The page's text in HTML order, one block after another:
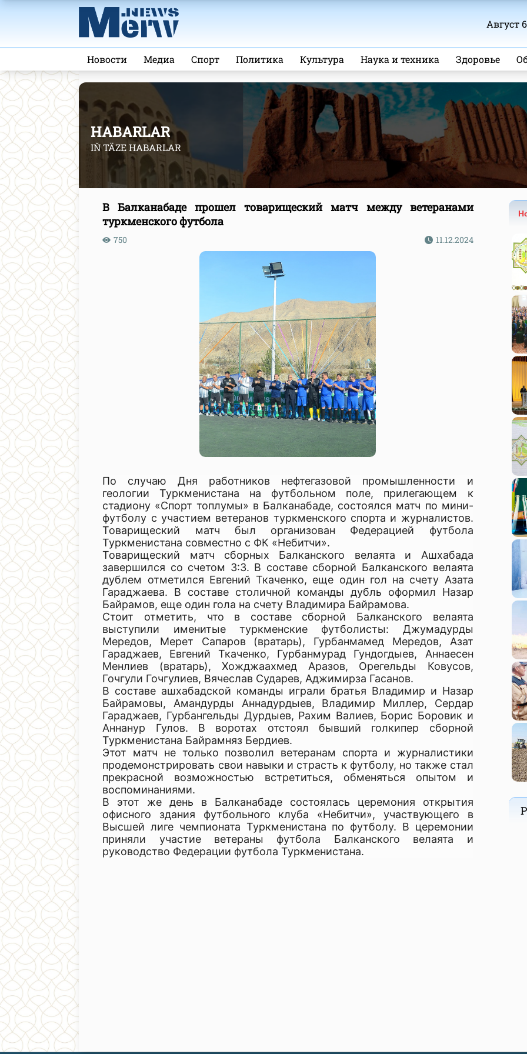
Август
Новости Медиа Спорт Политика Культура Наука и техника Здоровье
HABARLAR
IŇ TÄZE HABARLAR
В Балканабаде прошел товарищеский матч между ветеранами
туркменского футбола
750 11.12.2024
По случаю Дня работников нефтегазовой промышленности и
геологии Туркменистана на футбольном поле, прилегающем к
стадиону «Спорт топлумы» в Балканабаде, состоялся матч по мини-
футболу с участием ветеранов туркменского спорта и журналистов.
Товарищеский матч был организован Федерацией футбола
Туркменистана совместно с ФК «Небитчи».
Товарищеский матч сборных Балканского велаята и Ашхабада
завершился со счетом 3:3. В составе сборной Балканского велаята
дублем отметился Евгений Ткаченко, еще один гол на счету Азата
Гараджаева. В составе столичной команды дубль оформил Назар
Байрамов, еще один гола на счету Владимира Байрамова.
Стоит отметить, что в составе сборной Балканского велаята
выступили именитые туркменские футболисты: Джумадурды
Мередов, Мерет Сапаров (вратарь), Гурбанмамед Мередов, Азат
Гараджаев, Евгений Ткаченко, Гурбанмурад Гундогдыев, Аннаесен
Менлиев (вратарь), Хожджаахмед Аразов, Орегельды Ковусов,
Гочгули Гочгулиев, Вячеслав Сударев, Аджимирза Гасанов.
В составе ашхабадской команды играли братья Владимир и Назар
Байрамовы, Амандурды Аннадурдыев, Владимир Миллер, Сердар
Гараджаев, Гурбангельды Дурдыев, Рахим Валиев, Борис Боровик и
Аннанур Гулов. В воротах отстоял бывший голкипер сборной
Туркменистана Байрамняз Бердиев.
Этот матч не только позволил ветеранам спорта и журналистики
продемонстрировать свои навыки и страсть к футболу, но также стал
прекрасной возможностью встретиться, обменяться опытом и
воспоминаниями.
В этот же день в Балканабаде состоялась церемония открытия
офисного здания футбольного клуба «Небитчи», участвующего в
Высшей лиге чемпионата Туркменистана по футболу. В церемонии
приняли участие ветераны футбола Балканского велаята и
руководство Федерации футбола Туркменистана.